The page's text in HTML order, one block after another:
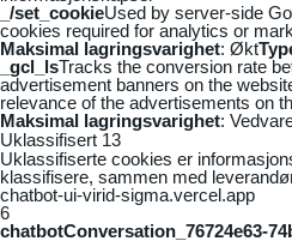
_/set_cookieUsed by server-side
cookies required for analytics or
Maksimal lagringsvarighet: Økt
_gcl_lsTracks the conversion rate
advertisement banners on the
relevance of the advertisements on
Maksimal lagringsvarighet:
Uklassifisert 13
Uklassifiserte cookies er
klassifisere, sammen med
chatbot-ui-virid-sigma.vercel.app
6
chatbotConversation_76724e63-